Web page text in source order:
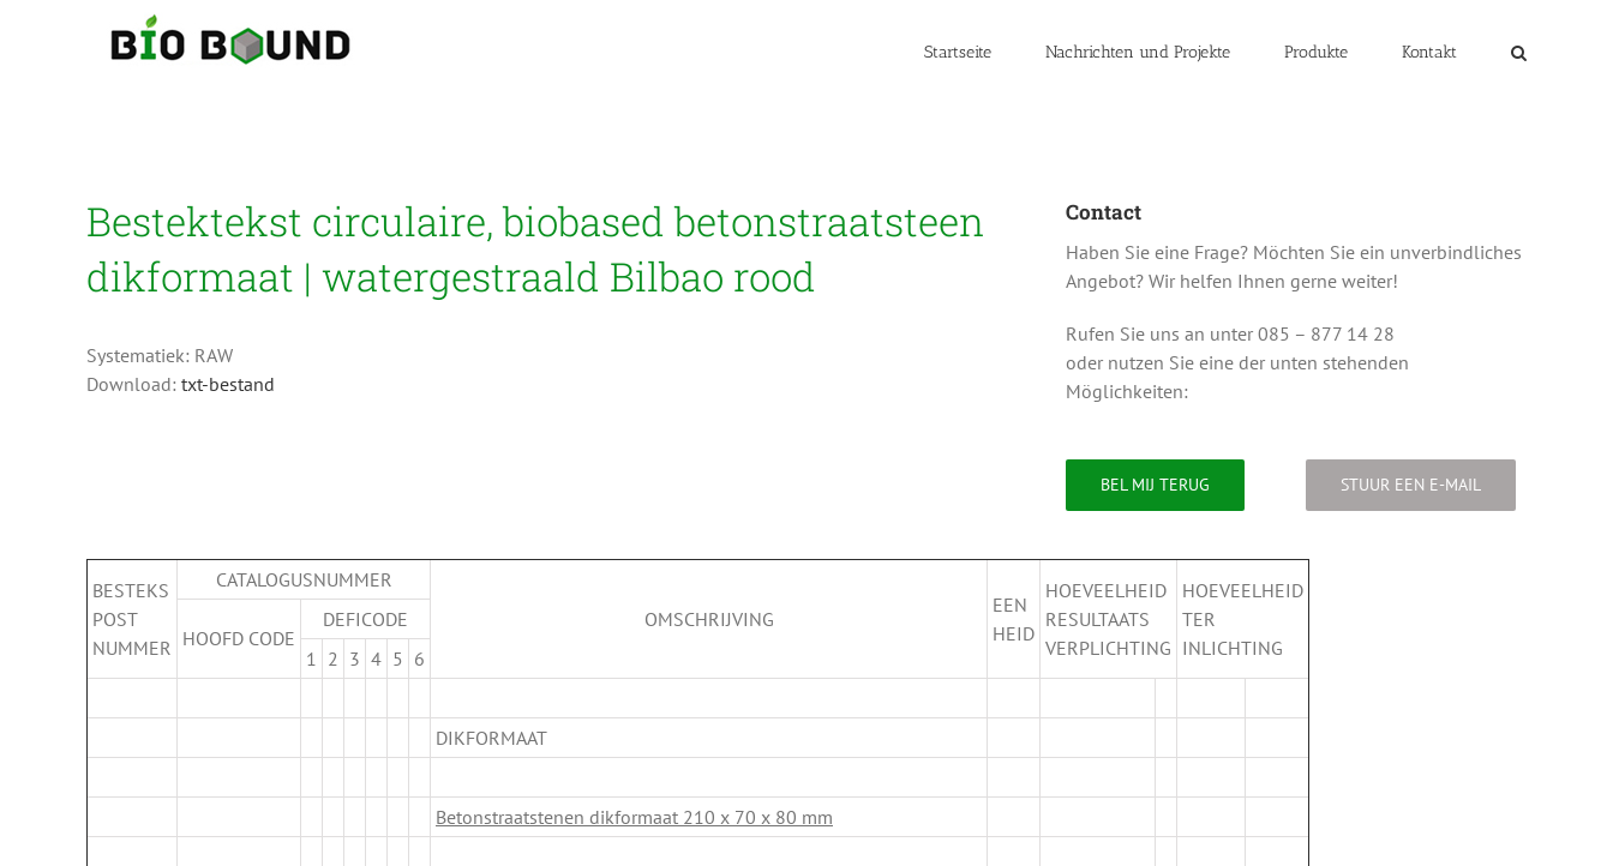
Startseite Nachrichten und Projekte Produkte Kontakt
Bestektekst circulaire, biobased betonstraatsteen
dikformaat | watergestraald Bilbao rood
Systematiek: RAW
Download: txt-bestand
Contact
Haben Sie eine Frage? Möchten Sie ein unverbindliches
Angebot? Wir helfen Ihnen gerne weiter!
Rufen Sie uns an unter 085 – 877 14 28
oder nutzen Sie eine der unten stehenden
Möglichkeiten:
BEL MIJ TERUG STUUR EEN E-MAIL
BESTEKS
POST
NUMMER
CATALOGUSNUMMER
OMSCHRIJVING
EEN
HEID
HOEVEELHEID
RESULTAATS
VERPLICHTING
HOEVEELHEID
TER
INLICHTING
HOOFD CODE
DEFICODE
1
2 3 4 5 6
DIKFORMAAT
Betonstraatstenen dikformaat 210 x 70 x 80 mm